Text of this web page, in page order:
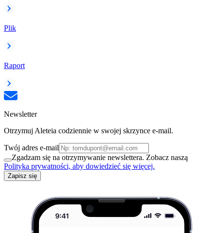
Plik
Raport
Newsletter
Otrzymuj Aleteia codziennie w swojej skrzynce e-mail.
Twój adres e-mail
Zgadzam się na otrzymywanie newslettera. Zobacz naszą
Polityka prywatności, aby dowiedzieć się więcej.
Zapisz się